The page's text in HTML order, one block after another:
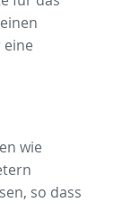
wie
so dass